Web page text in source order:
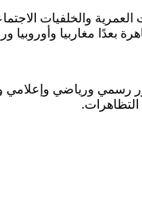
في السباق عتبة 3000 عداء وعداءة
بعدًا مغاربيا وأوروبيا
ورياضي وإعلامي